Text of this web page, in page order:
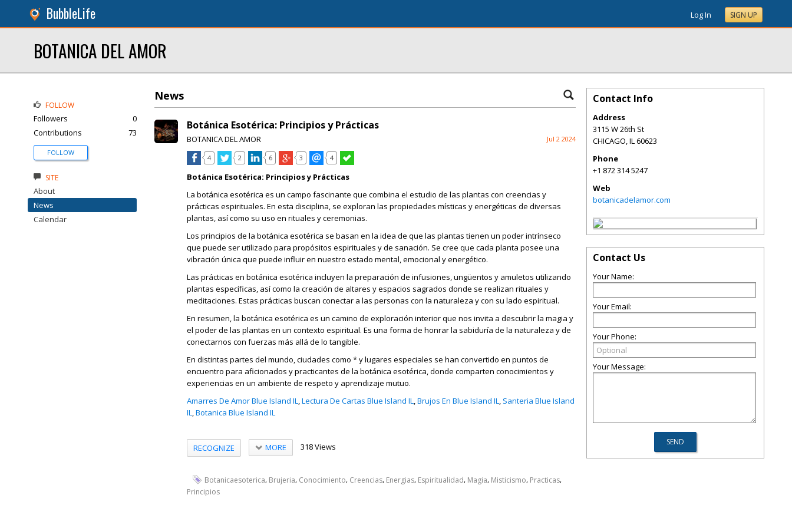
BubbleLife Log In SIGN UP
BOTANICA DEL AMOR
News
Botánica Esotérica: Principios y Prácticas
BOTANICA DEL AMOR Jul 2 2024
4 2 6 3 4
Botánica Esotérica: Principios y Prácticas
La botánica esotérica es un campo fascinante que combina el estudio de las plantas con creencias y
prácticas espirituales. En esta disciplina, se exploran las propiedades místicas y energéticas de diversas
plantas, así como su uso en rituales y ceremonias.
Los principios de la botánica esotérica se basan en la idea de que las plantas tienen un poder intrínseco
que puede ser utilizado para propósitos espirituales y de sanación. Se cree que cada planta posee una
vibración única que puede influir en nuestro estado mental, emocional y energético.
Las prácticas en botánica esotérica incluyen la preparación de infusiones, ungüentos y amuletos utilizando
plantas específicas, así como la creación de altares y espacios sagrados donde se realizan rituales y
meditaciones. Estas prácticas buscan conectar a las personas con la naturaleza y con su lado espiritual.
En resumen, la botánica esotérica es un camino de exploración interior que nos invita a descubrir la magia y
el poder de las plantas en un contexto espiritual. Es una forma de honrar la sabiduría de la naturaleza y de
conectarnos con fuerzas más allá de lo tangible.
En distintas partes del mundo, ciudades como * y lugares especiales se han convertido en puntos de
encuentro para aficionados y practicantes de la botánica esotérica, donde comparten conocimientos y
experiencias en un ambiente de respeto y aprendizaje mutuo.
Amarres De Amor Blue Island IL,Lectura De Cartas Blue Island IL,Brujos En Blue Island IL, Santeria Blue Island
IL,Botanica Blue Island IL
RECOGNIZE MORE 318 Views
Botanicaesoterica, Brujeria, Conocimiento, Creencias, Energias, Espiritualidad, Magia, Misticismo, Practicas,
Principios
FOLLOW
Followers
0
Contributions
73
FOLLOW
SITE
About
News
Calendar
Contact Info
Address
3115 W 26th St
CHICAGO,IL60623
Phone
+1 872 314 5247
Web
botanicadelamor.com
Contact Us
Your Name:
Your Email:
Your Phone:
Your Message: